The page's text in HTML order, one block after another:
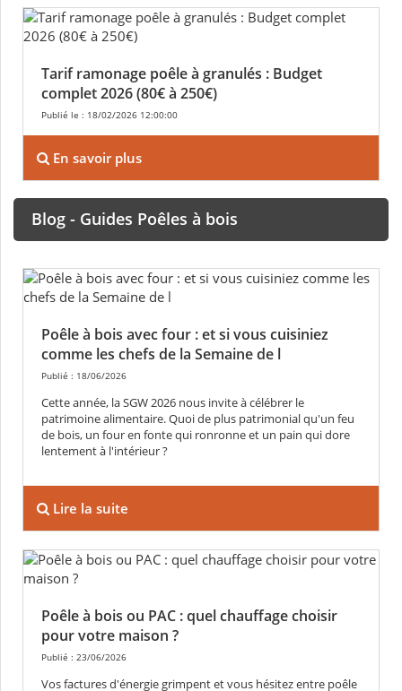
Tarif ramonage poêle à granulés : Budget
complet 2026 (80€ à 250€)
Publié le : 18/02/2026 12:00:00
En savoir plus
Blog - Guides Poêles à bois
Poêle à bois avec four : et si vous cuisiniez
comme les chefs de la Semaine de l
Publié : 18/06/2026
Cette année, la SGW 2026 nous invite à célébrer le
patrimoine alimentaire. Quoi de plus patrimonial qu'un feu
de bois, un four en fonte qui ronronne et un pain qui dore
lentement à l'intérieur ?
Lire la suite
Poêle à bois ou PAC : quel chauffage choisir
pour votre maison ?
Publié : 23/06/2026
Vos factures d'énergie grimpent et vous hésitez entre poêle